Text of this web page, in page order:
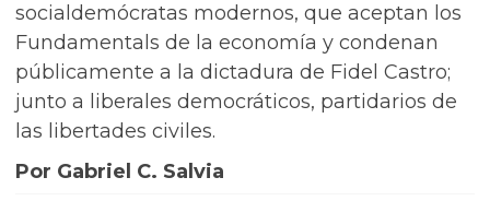
socialdemócratas modernos, que aceptan los
Fundamentals de la economía y condenan
públicamente a la dictadura de Fidel Castro;
junto a liberales democráticos, partidarios de
las libertades civiles.
Por Gabriel C. Salvia